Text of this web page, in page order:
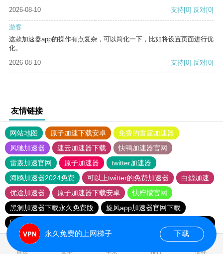
2026-08-10
支持[0] 反对[0]
游客
这款加速器app的操作有点复杂，可以简化一下，比如将设置页面进行优
化。
2026-08-10
支持[0] 反对[0]
友情链接
网站地图 原子加速下载安卓
免费的雷霆加速器
风驰加速器
速云加速器下载
快鸭加速器官网
雷轰加速官网
原子加速器
twitter加速器
海鸥加速器2024免费
可以上twitter的免费加速器
白鲸加速
优途加速器
原子加速器下载安卓
快柠檬官网
黑洞加速器下载永久免费版
旋风app加速器官网下载
国外vps加速免费
xfcc旋风加速
首页 安卓 苹果 排行 推荐
永久免费的上网梯子 下载